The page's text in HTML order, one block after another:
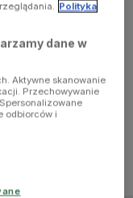
Polityka
dane w
Aktywne skanowanie
Przechowywanie
odbiorców i